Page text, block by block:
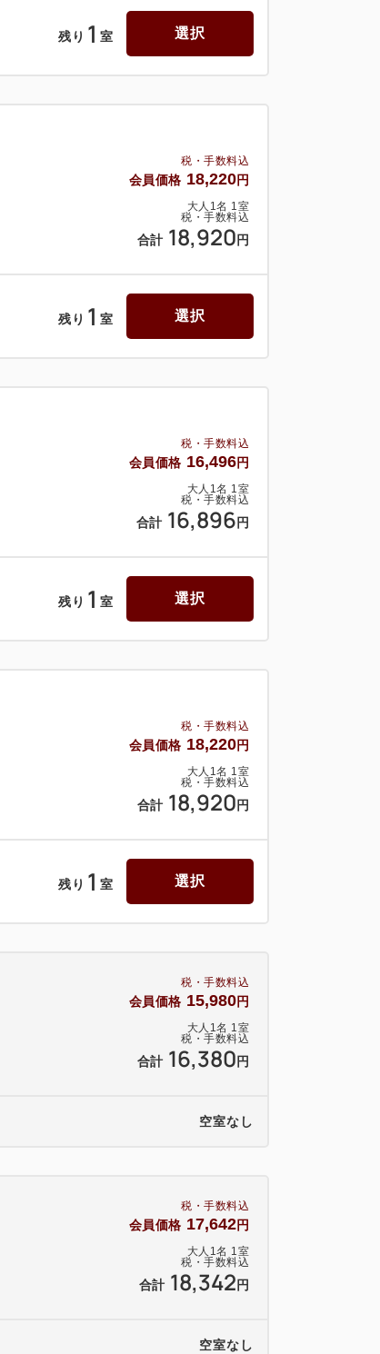
残り 1 室 選択
税・手数料込
会員価格 18,220円
大人 1名 1室
税・手数料込
合計 18,920 円
残り 1 室 選択
税・手数料込
会員価格 16,496円
大人 1名 1室
税・手数料込
合計 16,896 円
残り 1 室 選択
税・手数料込
会員価格 18,220円
大人 1名 1室
税・手数料込
合計 18,920 円
残り 1 室 選択
税・手数料込
会員価格 15,980円
大人 1名 1室
税・手数料込
合計 16,380 円
空室なし
税・手数料込
会員価格 17,642円
大人 1名 1室
税・手数料込
合計 18,342 円
空室なし